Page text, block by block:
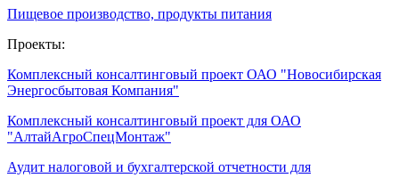
Пищевое производство, продукты питания
Проекты:
Комплексный консалтинговый проект ОАО "Новосибирская
Энергосбытовая Компания"
Комплексный консалтинговый проект для ОАО
"АлтайАгроСпецМонтаж"
Аудит налоговой и бухгалтерской отчетности для